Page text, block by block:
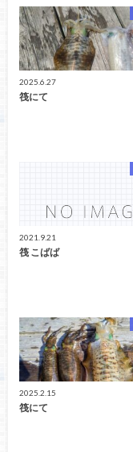
2025.6.27
筏にて
2021.9.21
筏 こばば
2025.2.15
筏にて